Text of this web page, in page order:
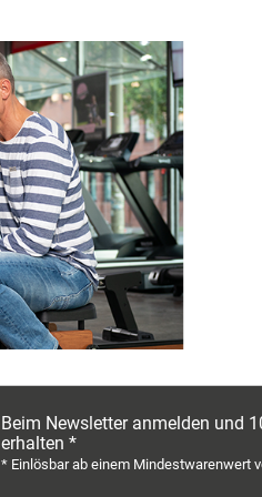
4,9 / 5(1218)
5,0 / 5(203)
Beim Newsletter anmelden und
erhalten *
* Einlösbar ab einem Mindestwarenwert